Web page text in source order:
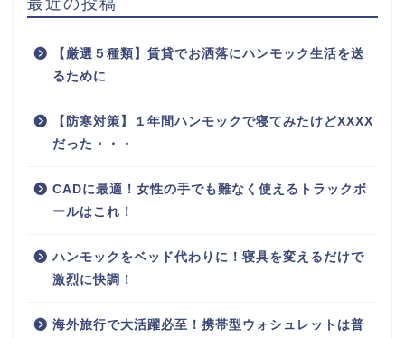
【厳選５種類】賃貸でお洒落にハンモック生活を送
るために
【防寒対策】１年間ハンモックで寝てみたけどXXXX
だった・・・
CADに最適！女性の手でも難なく使えるトラックボ
ールはこれ！
ハンモックをベッド代わりに！寝具を変えるだけで
激烈に快調！
海外旅行で大活躍必至！携帯型ウォシュレットは普